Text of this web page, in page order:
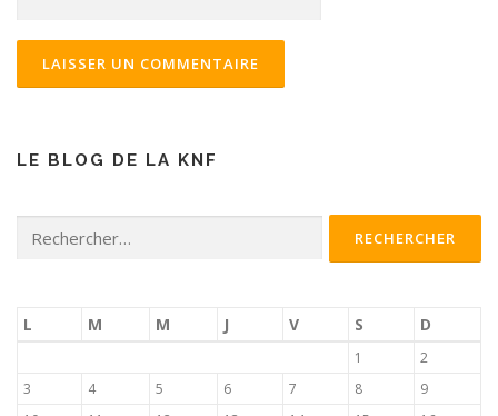
LE BLOG DE LA KNF
L M M J V S D
1
2
3
4 5 6 7 8
9